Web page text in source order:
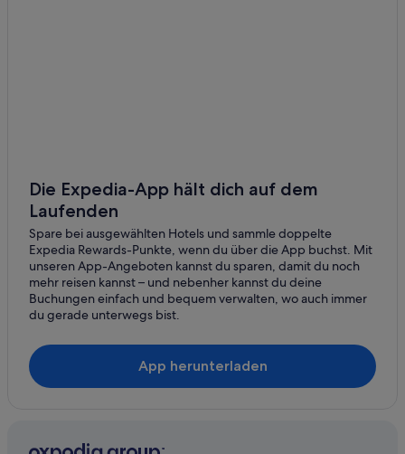
Die Expedia-App hält dich auf dem
Laufenden
Spare bei ausgewählten Hotels und sammle doppelte
Expedia Rewards-Punkte, wenn du über die App buchst. Mit
unseren App-Angeboten kannst du sparen, damit du noch
mehr reisen kannst – und nebenher kannst du deine
Buchungen einfach und bequem verwalten, wo auch immer
du gerade unterwegs bist.
App herunterladen